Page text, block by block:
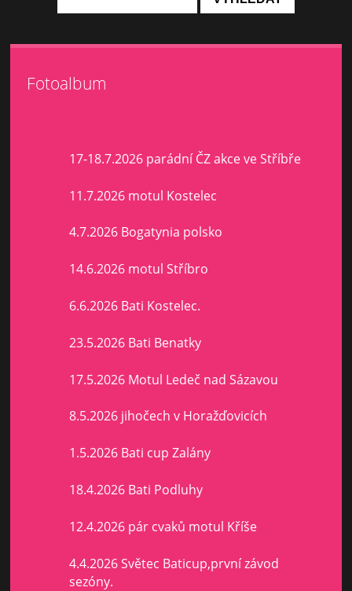
Fotoalbum
17-18.7.2026 parádní ČZ akce ve Stříbře
11.7.2026 motul Kostelec
4.7.2026 Bogatynia polsko
14.6.2026 motul Stříbro
6.6.2026 Bati Kostelec.
23.5.2026 Bati Benatky
17.5.2026 Motul Ledeč nad Sázavou
8.5.2026 jihočech v Horažďovicích
1.5.2026 Bati cup Zalány
18.4.2026 Bati Podluhy
12.4.2026 pár cvaků motul Kříše
4.4.2026 Světec Baticup,první závod
sezóny.